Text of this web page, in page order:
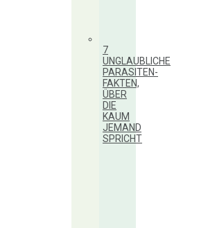
7
UNGLAUBLICHE
PARASITEN-
FAKTEN,
ÜBER
DIE
KAUM
JEMAND
SPRICHT